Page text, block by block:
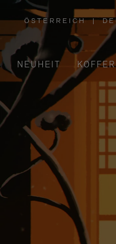
ÖSTERREICH
,
WÄHLEN
SIE
IHRE
REGION
AUS
|
NEUHEIT KOFFER